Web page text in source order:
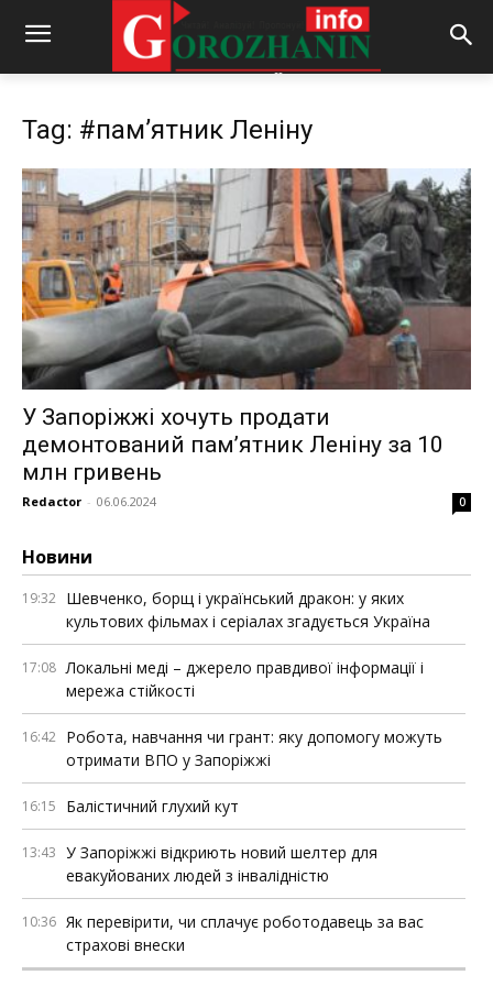
Tag: #пам’ятник Леніну
У Запоріжжі хочуть продати
демонтований пам’ятник Леніну за 10
млн гривень
Redactor - 06.06.2024 0
Новини
19:32 Шевченко, борщ і український дракон: у яких
культових фільмах і серіалах згадується Україна
17:08 Локальні меді – джерело правдивої інформації і
мережа стійкості
16:42 Робота, навчання чи грант: яку допомогу можуть
отримати ВПО у Запоріжжі
16:15 Балістичний глухий кут
13:43 У Запоріжжі відкриють новий шелтер для
евакуйованих людей з інвалідністю
10:36 Як перевірити, чи сплачує роботодавець за вас
страхові внески